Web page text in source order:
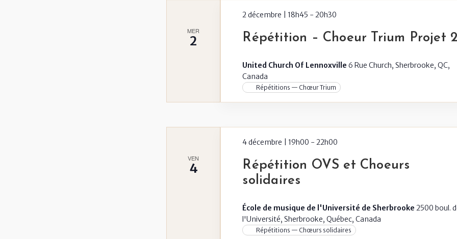
MER
2 Répétition – Choeur Trium Projet
2 décembre | 18h45 -20h30
United Church Of Lennoxville6 Rue Church, Sherbrooke, QC,
Canada
Répétitions — Chœur Trium
VEN
4
Répétition OVS et Choeurs
solidaires
4 décembre | 19h00 -22h00
École de musique de l'Université de Sherbrooke2500 boul.
l'Université, Sherbrooke, Québec, Canada
Répétitions — Chœurs solidaires